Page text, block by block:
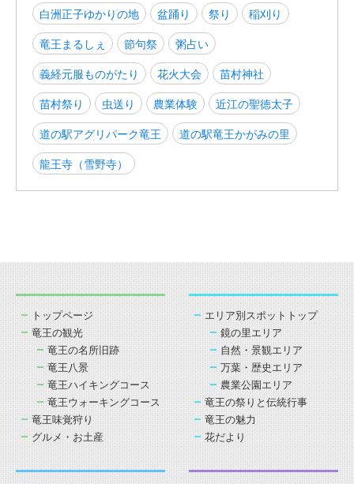
白洲正子ゆかりの地
盆踊り 祭り
稲刈り
竜王まるしぇ
節句祭
粥占い
義経元服ものがたり
花火大会
苗村神社
苗村祭り
虫送り 農業体験
近江の聖徳太子
道の駅アグリパーク竜王
道の駅竜王かがみの里
龍王寺（雪野寺）
トップページ
竜王の観光
竜王の名所旧跡
竜王八景
竜王ハイキングコース
竜王ウォーキングコース
竜王味覚狩り
グルメ・お土産
エリア別スポットトップ
鏡の里エリア
自然・景観エリア
万葉・歴史エリア
農業公園エリア
竜王の祭りと伝統行事
竜王の魅力
花だより